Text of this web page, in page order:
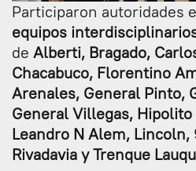
Participaron autoridades
equipos
de Alberti, Bragado,
Chacabuco, Florentino
Arenales, General Pinto,
General Villegas,
Leandro N Alem, Lincoln,
Rivadavia y Trenque